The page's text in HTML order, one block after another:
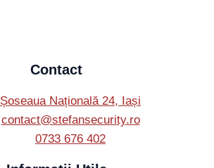
Contact
Șoseaua Națională 24, Iași
contact@stefansecurity.ro
0733 676 402